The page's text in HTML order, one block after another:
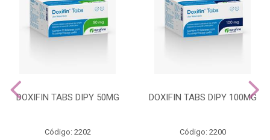
DOXIFIN TABS DIPY 50MG
Código: 2202
DOXIFIN TABS DIPY 100MG
Código: 2200